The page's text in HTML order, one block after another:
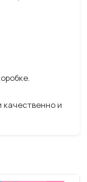
качественно и